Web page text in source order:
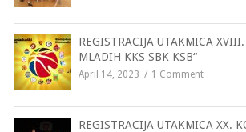
REGISTRACIJA UTAKMICA
MLADIH KKS SBK KSB“
April 14, 2023 1 Comment
REGISTRACIJA UTAKMICA XX.